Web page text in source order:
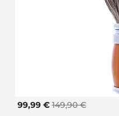
99,99 €149,90 €